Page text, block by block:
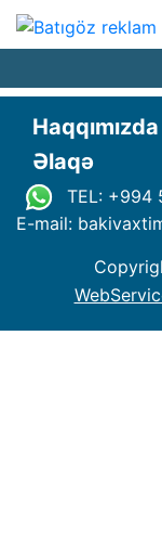
Haqqımızda
Əlaqə
TEL: +994
E-mail: